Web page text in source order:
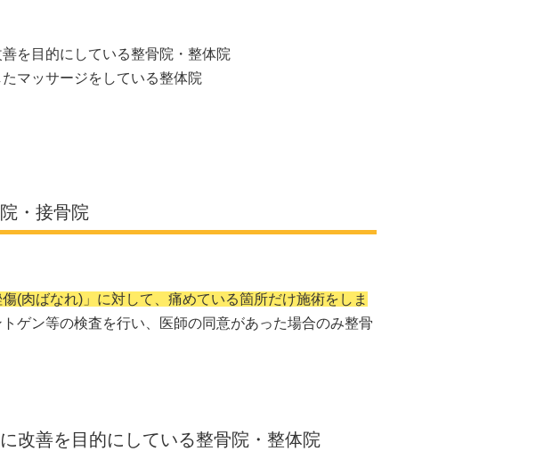
を目的にしている整骨院・整体院
マッサージをしている整体院
・接骨院
(肉ばなれ)」に対して、痛めている箇所だけ施術をしま
ゲン等の検査を行い、医師の同意があった場合のみ整骨
改善を目的にしている整骨院・整体院